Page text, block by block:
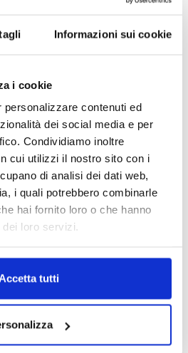
Informazioni sui cookie
i cookie
contenuti ed
dei social media e per
Condividiamo inoltre
cui utilizzi il nostro sito con i
di analisi dei dati web,
i quali potrebbero combinarle
hai fornito loro o che hanno
loro servizi.
Accetta tutti
not be published. Required